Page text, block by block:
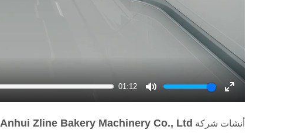
01:12
Mute
Enter
fullscreen
أنشات شركة Anhui Zline Bakery Machinery Co., Ltd.